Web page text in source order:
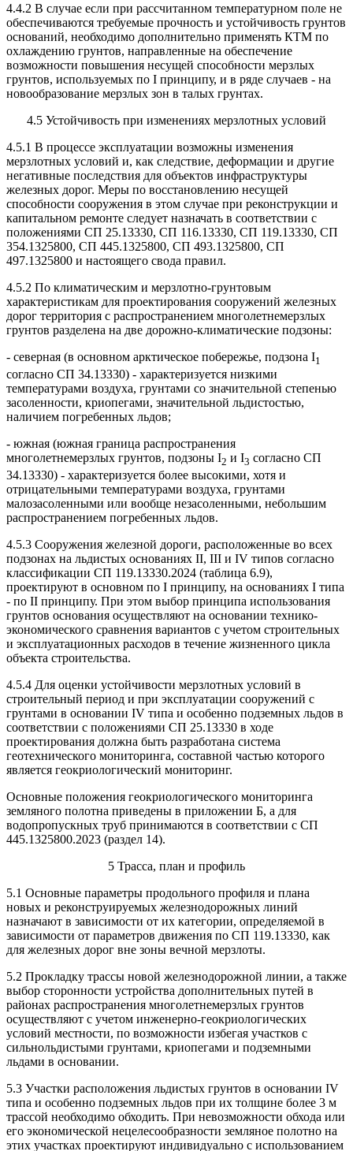
4.4.2 В случае если при рассчитанном температурном поле не
обеспечиваются требуемые прочность и устойчивость грунтов
оснований, необходимо дополнительно применять КТМ по
охлаждению грунтов, направленные на обеспечение
возможности повышения несущей способности мерзлых
грунтов, используемых по I принципу, и в ряде случаев - на
новообразование мерзлых зон в талых грунтах.
4.5 Устойчивость при изменениях мерзлотных условий
4.5.1 В процессе эксплуатации возможны изменения
мерзлотных условий и, как следствие, деформации и другие
негативные последствия для объектов инфраструктуры
железных дорог. Меры по восстановлению несущей
способности сооружения в этом случае при реконструкции и
капитальном ремонте следует назначать в соответствии с
положениями СП 25.13330, СП 116.13330, СП 119.13330, СП
354.1325800, СП 445.1325800, СП 493.1325800, СП
497.1325800 и настоящего свода правил.
4.5.2 По климатическим и мерзлотно-грунтовым
характеристикам для проектирования сооружений железных
дорог территория с распространением многолетнемерзлых
грунтов разделена на две дорожно-климатические подзоны:
- северная (в основном арктическое побережье, подзона I1
согласно СП 34.13330) - характеризуется низкими
температурами воздуха, грунтами со значительной степенью
засоленности, криопегами, значительной льдистостью,
наличием погребенных льдов;
- южная (южная граница распространения
многолетнемерзлых грунтов, подзоны I2 и I3 согласно СП
34.13330) - характеризуется более высокими, хотя и
отрицательными температурами воздуха, грунтами
малозасоленными или вообще незасоленными, небольшим
распространением погребенных льдов.
4.5.3 Сооружения железной дороги, расположенные во всех
подзонах на льдистых основаниях II, III и IV типов согласно
классификации СП 119.13330.2024 (таблица 6.9),
проектируют в основном по I принципу, на основаниях I типа
- по II принципу. При этом выбор принципа использования
грунтов основания осуществляют на основании технико-
экономического сравнения вариантов с учетом строительных
и эксплуатационных расходов в течение жизненного цикла
объекта строительства.
4.5.4 Для оценки устойчивости мерзлотных условий в
строительный период и при эксплуатации сооружений с
грунтами в основании IV типа и особенно подземных льдов в
соответствии с положениями СП 25.13330 в ходе
проектирования должна быть разработана система
геотехнического мониторинга, составной частью которого
является геокриологический мониторинг.
Основные положения геокриологического мониторинга
земляного полотна приведены в приложении Б, а для
водопропускных труб принимаются в соответствии с СП
445.1325800.2023 (раздел 14).
5 Трасса, план и профиль
5.1 Основные параметры продольного профиля и плана
новых и реконструируемых железнодорожных линий
назначают в зависимости от их категории, определяемой в
зависимости от параметров движения по СП 119.13330, как
для железных дорог вне зоны вечной мерзлоты.
5.2 Прокладку трассы новой железнодорожной линии, а также
выбор сторонности устройства дополнительных путей в
районах распространения многолетнемерзлых грунтов
осуществляют с учетом инженерно-геокриологических
условий местности, по возможности избегая участков с
сильнольдистыми грунтами, криопегами и подземными
льдами в основании.
5.3 Участки расположения льдистых грунтов в основании IV
типа и особенно подземных льдов при их толщине более 3 м
трассой необходимо обходить. При невозможности обхода или
его экономической нецелесообразности земляное полотно на
этих участках проектируют индивидуально с использованием